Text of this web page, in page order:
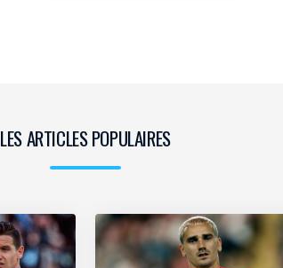
LES ARTICLES POPULAIRES